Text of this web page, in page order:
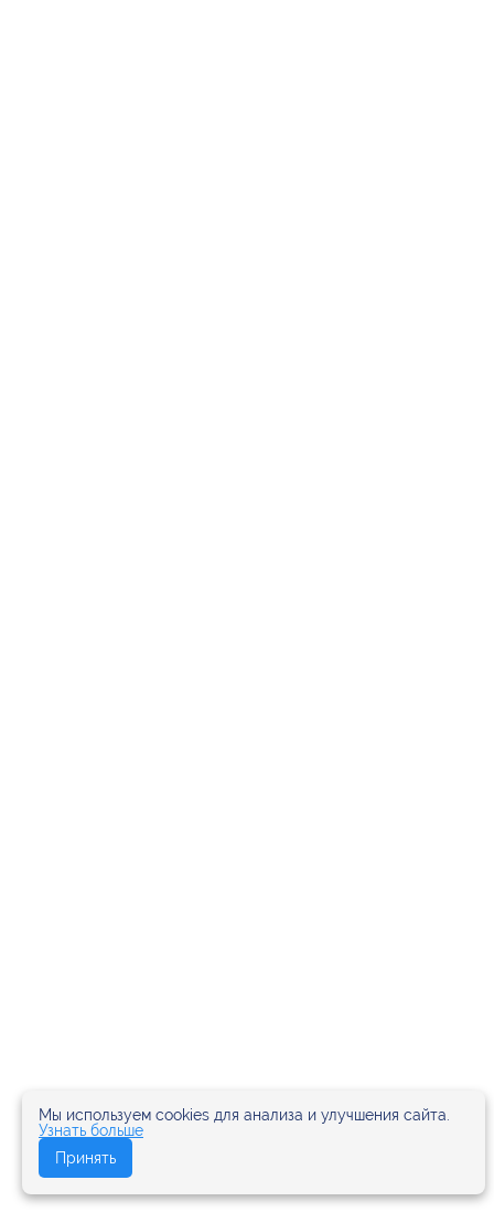
Мы используем cookies для анализа и улучшения сайта.
Узнать больше
Принять